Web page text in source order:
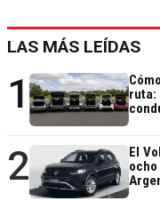
LAS MÁS LEÍDAS
1
ruta:
2
El